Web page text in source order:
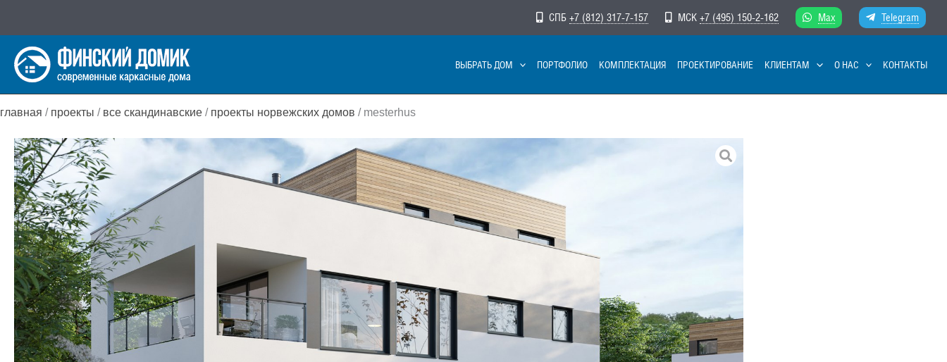
к
содержимому
СПБ +7 (812) 317-7-157 МСК +7 (495) 150-2-162 Max Telegram
ВЫБРАТЬ ДОМ ПОРТФОЛИО КОМПЛЕКТАЦИЯ ПРОЕКТИРОВАНИЕ КЛИЕНТАМ О НАС КОНТАКТЫ
главная / проекты / все скандинавские / проекты норвежских домов / mesterhus